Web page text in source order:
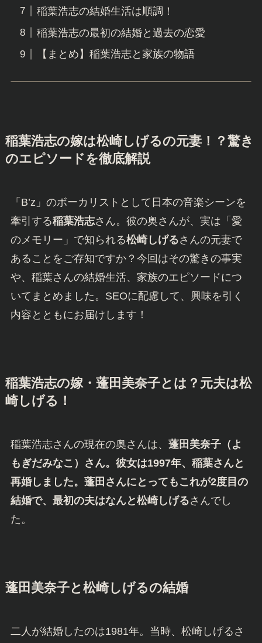
稲葉浩志の結婚生活は順調！
稲葉浩志の最初の結婚と過去の恋愛
【まとめ】稲葉浩志と家族の物語
稲葉浩志の嫁は松崎しげるの元妻！？驚き
のエピソードを徹底解説
「B’z」のボーカリストとして日本の音楽シーンを
牽引する稲葉浩志さん。彼の奥さんが、実は「愛
のメモリー」で知られる松崎しげるさんの元妻で
あることをご存知ですか？今回はその驚きの事実
や、稲葉さんの結婚生活、家族のエピソードにつ
いてまとめました。SEOに配慮して、興味を引く
内容とともにお届けします！
稲葉浩志の嫁・蓬田美奈子とは？元夫は松
崎しげる！
稲葉浩志さんの現在の奥さんは、 蓬田美奈子（よ
もぎだみなこ）さん。彼女は1997年、稲葉さんと
再婚しました。蓬田さんにとってもこれが2度目の
結婚で、最初の夫はなんと松崎しげるさんでし
た。
蓬田美奈子と松崎しげるの結婚
二人が結婚したのは1981年。当時、松崎しげるさ